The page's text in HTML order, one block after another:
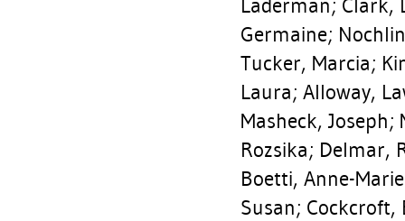
Laderman; Clark,
Germaine;
Tucker, Marcia;
Laura; Alloway,
Masheck, Joseph;
Rozsika; Delmar,
Boetti, Anne-Marie
Susan; Cockcroft,